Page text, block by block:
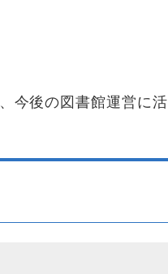
今後の図書館運営に活